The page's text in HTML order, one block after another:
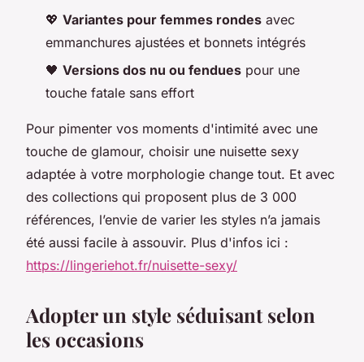
💖 Variantes pour femmes rondes avec
emmanchures ajustées et bonnets intégrés
🖤 Versions dos nu ou fendues pour une
touche fatale sans effort
Pour pimenter vos moments d'intimité avec une
touche de glamour, choisir une nuisette sexy
adaptée à votre morphologie change tout. Et avec
des collections qui proposent plus de 3 000
références, l’envie de varier les styles n’a jamais
été aussi facile à assouvir. Plus d'infos ici :
https://lingeriehot.fr/nuisette-sexy/
Adopter un style séduisant selon
les occasions